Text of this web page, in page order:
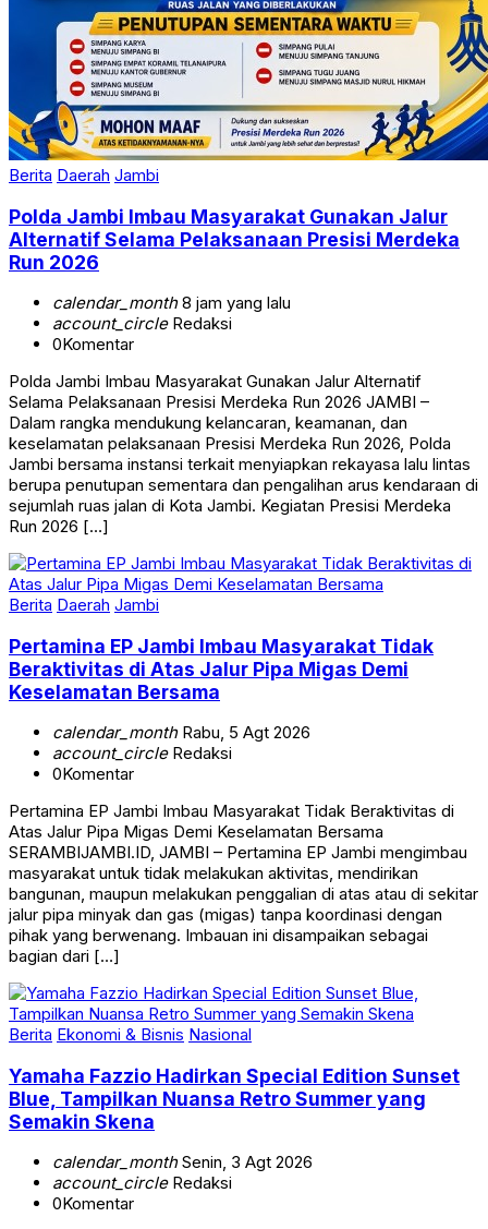
Berita Daerah Jambi
Polda Jambi Imbau Masyarakat Gunakan Jalur
Alternatif Selama Pelaksanaan Presisi Merdeka
Run 2026
calendar_month8 jam yang lalu
account_circleRedaksi
0Komentar
Polda Jambi Imbau Masyarakat Gunakan Jalur Alternatif
Selama Pelaksanaan Presisi Merdeka Run 2026 JAMBI –
Dalam rangka mendukung kelancaran, keamanan, dan
keselamatan pelaksanaan Presisi Merdeka Run 2026, Polda
Jambi bersama instansi terkait menyiapkan rekayasa lalu lintas
berupa penutupan sementara dan pengalihan arus kendaraan di
sejumlah ruas jalan di Kota Jambi. Kegiatan Presisi Merdeka
Run 2026 […]
Berita Daerah Jambi
Pertamina EP Jambi Imbau Masyarakat Tidak
Beraktivitas di Atas Jalur Pipa Migas Demi
Keselamatan Bersama
calendar_monthRabu, 5 Agt 2026
account_circleRedaksi
0Komentar
Pertamina EP Jambi Imbau Masyarakat Tidak Beraktivitas di
Atas Jalur Pipa Migas Demi Keselamatan Bersama
SERAMBIJAMBI.ID, JAMBI – Pertamina EP Jambi mengimbau
masyarakat untuk tidak melakukan aktivitas, mendirikan
bangunan, maupun melakukan penggalian di atas atau di sekitar
jalur pipa minyak dan gas (migas) tanpa koordinasi dengan
pihak yang berwenang. Imbauan ini disampaikan sebagai
bagian dari […]
Berita Ekonomi & Bisnis Nasional
Yamaha Fazzio Hadirkan Special Edition Sunset
Blue, Tampilkan Nuansa Retro Summer yang
Semakin Skena
calendar_monthSenin, 3 Agt 2026
account_circleRedaksi
0Komentar